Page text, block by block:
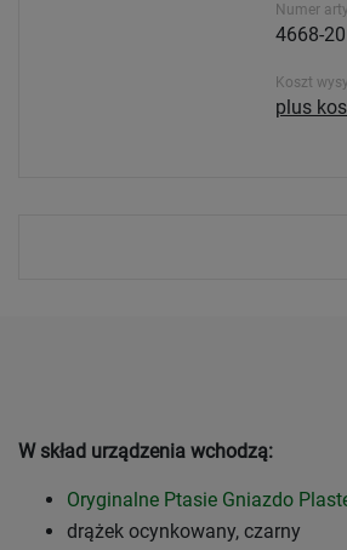
Numer
4668-20
Koszt
plus
W skład urządzenia wchodzą:
Oryginalne Ptasie Gniazdo
drążek ocynkowany, czarny